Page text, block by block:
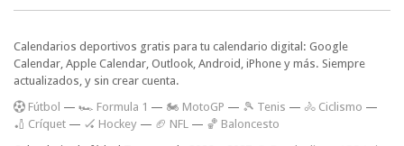
Calendarios deportivos gratis para tu calendario digital: Google
Calendar, Apple Calendar, Outlook, Android, iPhone y más. Siempre
actualizados, y sin crear cuenta.
Fútbol — 🏎️ Formula 1 — 🏍 MotoGP — 🎾 Tenis — 🚴 Ciclismo —
🏏 Críquet — 🏑 Hockey — 🏈 NFL — 🏀 Baloncesto